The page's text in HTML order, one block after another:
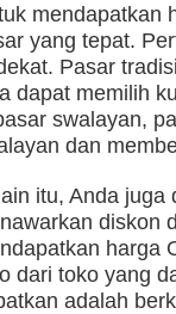
mendapatkan
yang tepat.
Pasar
dapat memilih
swalayan,
dan
itu, Anda juga
diskon
harga
dari toko yang
adalah